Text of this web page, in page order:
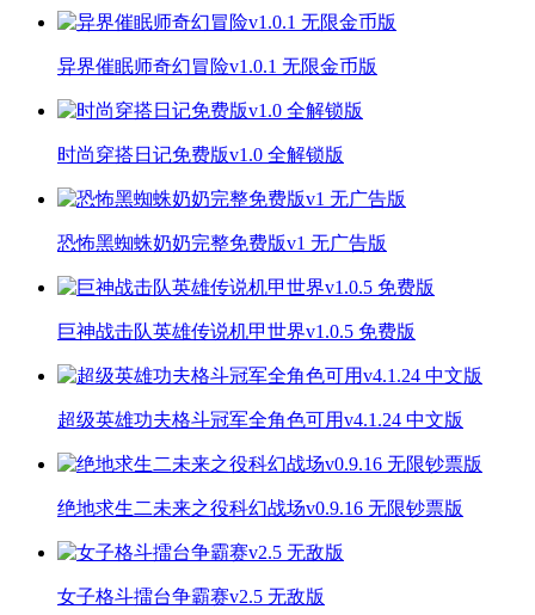
异界催眠师奇幻冒险v1.0.1 无限金币版
时尚穿搭日记免费版v1.0 全解锁版
恐怖黑蜘蛛奶奶完整免费版v1 无广告版
巨神战击队英雄传说机甲世界v1.0.5 免费版
超级英雄功夫格斗冠军全角色可用v4.1.24 中文版
绝地求生二未来之役科幻战场v0.9.16 无限钞票版
女子格斗擂台争霸赛v2.5 无敌版